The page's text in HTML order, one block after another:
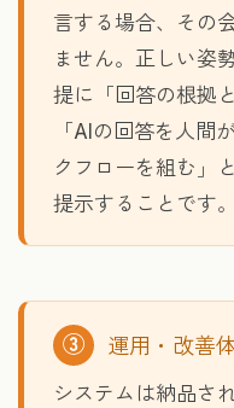
言する場合、その
ません。正しい姿
提に「回答の根拠
「AIの回答を人間
クフローを組む」
提示することです。
③ 運用・改善
システムは納品さ